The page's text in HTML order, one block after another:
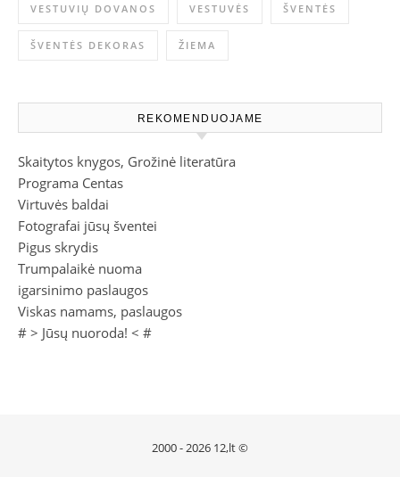
VESTUVIŲ DOVANOS VESTUVĖS ŠVENTĖS
ŠVENTĖS DEKORAS ŽIEMA
REKOMENDUOJAME
Skaitytos knygos, Grožinė literatūra
Programa Centas
Virtuvės baldai
Fotografai jūsų šventei
Pigus skrydis
Trumpalaikė nuoma
igarsinimo paslaugos
Viskas namams, paslaugos
# > Jūsų nuoroda! < #
2000 - 2026 12,lt ©